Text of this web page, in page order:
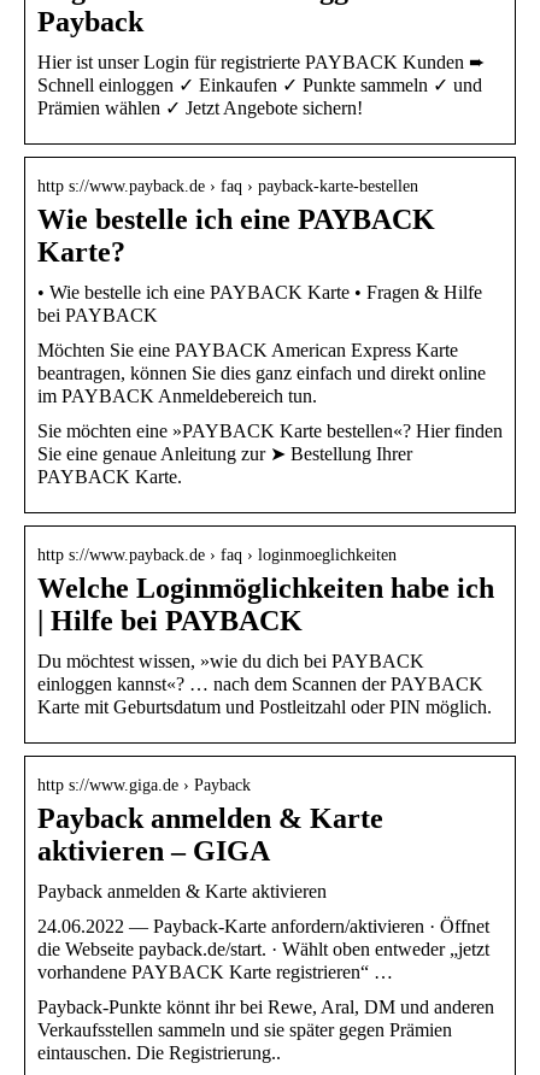
Payback
Hier ist unser Login für registrierte PAYBACK Kunden ➨
Schnell einloggen ✓ Einkaufen ✓ Punkte sammeln ✓ und
Prämien wählen ✓ Jetzt Angebote sichern!
http s://www.payback.de › faq › payback-karte-bestellen
Wie bestelle ich eine PAYBACK
Karte?
• Wie bestelle ich eine PAYBACK Karte • Fragen & Hilfe
bei PAYBACK
Möchten Sie eine PAYBACK American Express Karte
beantragen, können Sie dies ganz einfach und direkt online
im PAYBACK Anmeldebereich tun.
Sie möchten eine »PAYBACK Karte bestellen«? Hier finden
Sie eine genaue Anleitung zur ➤ Bestellung Ihrer
PAYBACK Karte.
http s://www.payback.de › faq › loginmoeglichkeiten
Welche Loginmöglichkeiten habe ich
| Hilfe bei PAYBACK
Du möchtest wissen, »wie du dich bei PAYBACK
einloggen kannst«? … nach dem Scannen der PAYBACK
Karte mit Geburtsdatum und Postleitzahl oder PIN möglich.
http s://www.giga.de › Payback
Payback anmelden & Karte
aktivieren – GIGA
Payback anmelden & Karte aktivieren
24.06.2022 — Payback-Karte anfordern/aktivieren · Öffnet
die Webseite payback.de/start. · Wählt oben entweder „jetzt
vorhandene PAYBACK Karte registrieren“ …
Payback-Punkte könnt ihr bei Rewe, Aral, DM und anderen
Verkaufsstellen sammeln und sie später gegen Prämien
eintauschen. Die Registrierung..